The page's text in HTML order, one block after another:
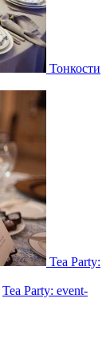
Тонкости
Tea Party:
Tea Party: event-